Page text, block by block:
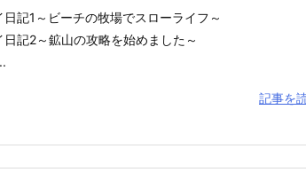
日記1～ビーチの牧場でスローライフ～
日記2～鉱山の攻略を始めました～
記事を